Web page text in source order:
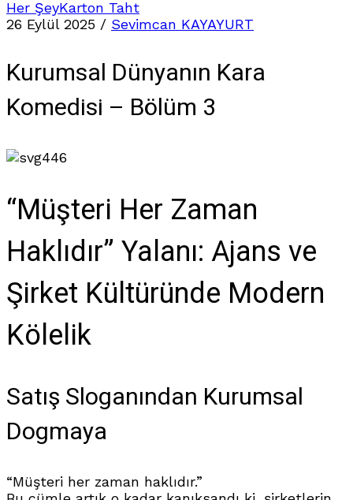
Her ŞeyKarton Taht
26 Eylül 2025 / Sevimcan KAYAYURT
Kurumsal Dünyanın Kara
Komedisi – Bölüm 3
446
“Müşteri Her Zaman
Haklıdır” Yalanı: Ajans ve
Şirket Kültüründe Modern
Kölelik
Satış Sloganından Kurumsal
Dogmaya
“Müşteri her zaman haklıdır.”